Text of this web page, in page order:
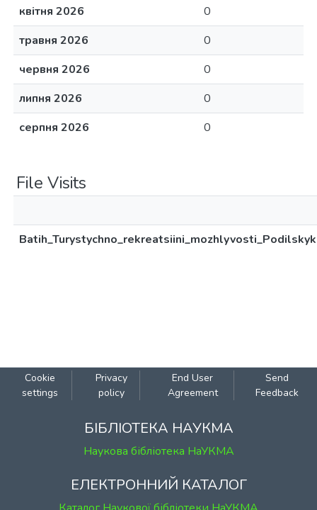
квітня 2026
0
травня 2026
0
червня 2026
0
липня 2026
0
серпня 2026
0
File Visits
Cookie
settings
Privacy
policy
End User
Agreement
Send
Feedback
БІБЛІОТЕКА НАУКМА
Наукова бібліотека НаУКМА
ЕЛЕКТРОННИЙ КАТАЛОГ